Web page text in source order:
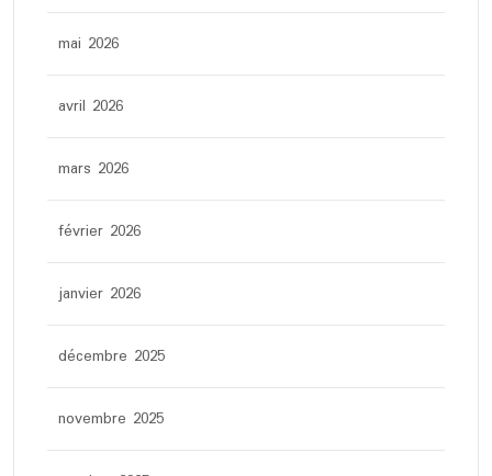
mai 2026
avril 2026
mars 2026
février 2026
janvier 2026
décembre 2025
novembre 2025